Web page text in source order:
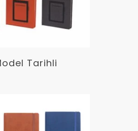
Oku
Tarihli